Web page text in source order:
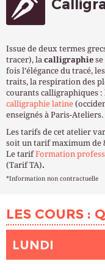
Issue de deux termes
tracer), la calligraphie
fois l’élégance du tracé,
traits, la respiration des
courants calligraphiques :
calligraphie latine
enseignés à Paris-Ateliers.
Les tarifs de cet atelier
soit un tarif maximum de
Le tarifFormation
(Tarif TA).
*Information non contractuelle
LES COURS :
LUNDI